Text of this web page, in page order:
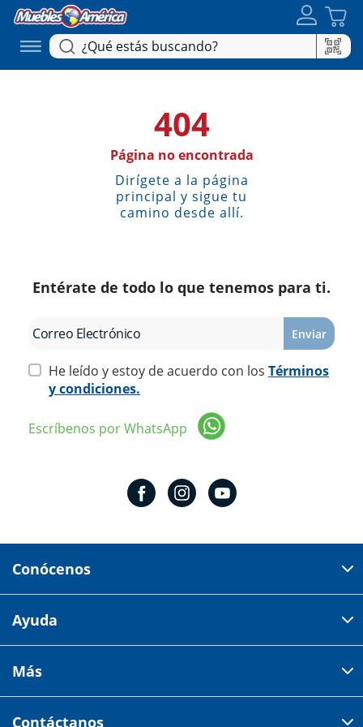
404
Página no encontrada
Dirígete a la página
principal y sigue tu
camino desde allí.
Entérate de todo lo que tenemos para ti.
Enviar
He leído y estoy de acuerdo con los Términos
y condiciones.
Escríbenos por WhatsApp
Conócenos
Av 18 de marzo # 309. Colonia la Nogalera.
Tiendas
Ayuda
Centro de ayuda
Más
Contáctanos